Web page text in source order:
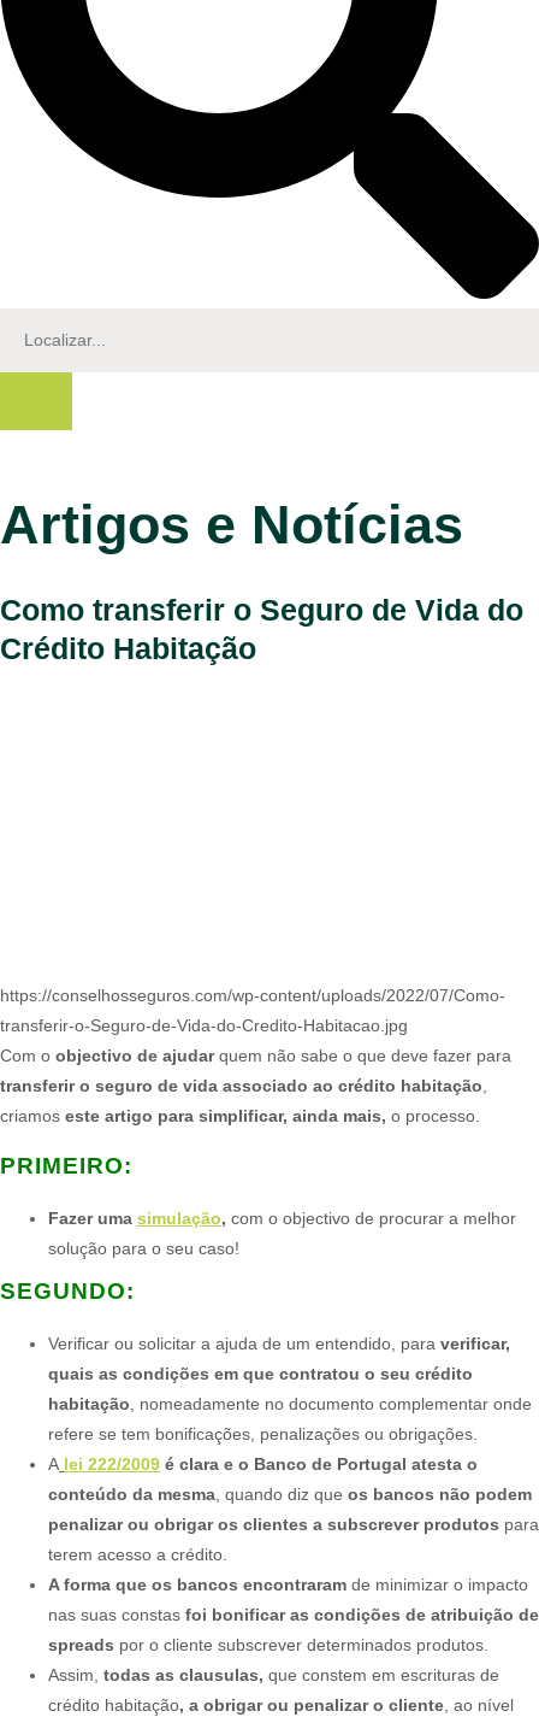
Artigos e Notícias
Como transferir o Seguro de Vida do
Crédito Habitação
https://conselhosseguros.com/wp-content/uploads/2022/07/Como-
transferir-o-Seguro-de-Vida-do-Credito-Habitacao.jpg
Com o objectivo de ajudarquem não sabe o que deve fazer para
transferir o seguro de vida associado ao crédito habitação
criamos este artigo para simplificar, ainda mais, o processo.​
PRIMEIRO:
Fazer uma simulação, com o objectivo de procurar a melhor
solução para o seu caso!
SEGUNDO:
Verificar ou solicitar a ajuda de um entendido, para verificar,
quais as condições em que contratou o seu crédito
habitação, nomeadamente no documento complementar onde
refere se tem bonificações, penalizações ou obrigações.
A lei 222/2009 é clara e o Banco de Portugal atesta o
conteúdo da mesma, quando diz que os bancos não podem
penalizar ou obrigar os clientes a subscrever produtos para
terem acesso a crédito.
A forma que os bancos encontraram de minimizar o impacto
nas suas constas foi bonificar as condições de atribuição de
spreads por o cliente subscrever determinados produtos.
Assim, todas as clausulas, que constem em escrituras de
crédito habitação, a obrigar ou penalizar o cliente, ao nível